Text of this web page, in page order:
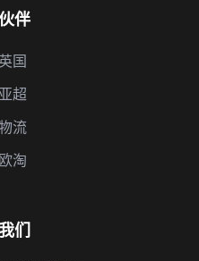
伴
国
超
流
淘
们